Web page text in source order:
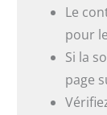
Le
pour
Si la
page